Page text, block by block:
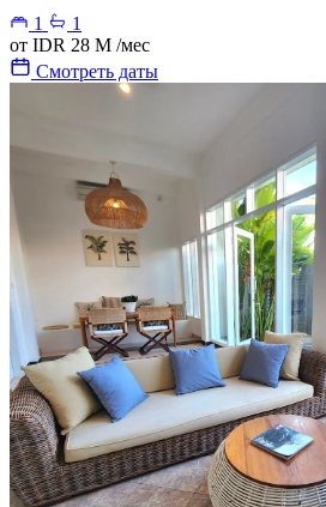
1
1
от IDR 28 M /мес
Смотреть даты